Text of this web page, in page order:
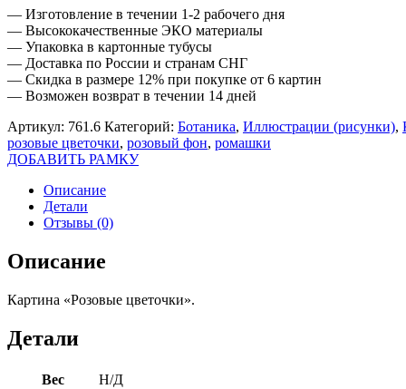
— Изготовление в течении 1-2 рабочего дня
— Высококачественные ЭКО материалы
— Упаковка в картонные тубусы
— Доставка по России и странам СНГ
— Скидка в размере 12% при покупке от 6 картин
— Возможен возврат в течении 14 дней
Артикул: 761.6 Категорий: Ботаника, Иллюстрации (рисунки),
розовые цветочки, розовый фон, ромашки
ДОБАВИТЬ РАМКУ
Описание
Детали
Отзывы (0)
Описание
Картина «Розовые цветочки».
Детали
Вес
Н/Д